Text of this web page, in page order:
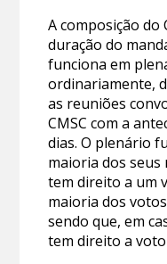
A composição do
duração do
funciona em
ordinariamente,
as reuniões
CMSC com a
dias. O plenário
maioria dos seus
tem direito a um
maioria dos
sendo que, em
tem direito a